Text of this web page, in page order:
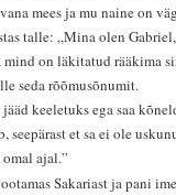
mees ja mu naine on
talle: „Mina olen Gabriel,
mind on läkitatud rääkima
seda rõõmusõnumit.
jääd keeletuks ega saa
seepärast et sa ei ole
ajal.”
Sakariast ja pani